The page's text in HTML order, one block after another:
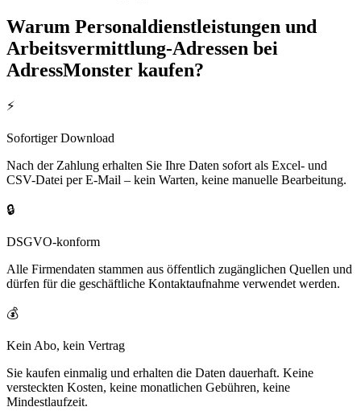
Warum Personaldienstleistungen und
Arbeitsvermittlung-Adressen bei
AdressMonster kaufen?
⚡
Sofortiger Download
Nach der Zahlung erhalten Sie Ihre Daten sofort als Excel- und
CSV-Datei per E-Mail – kein Warten, keine manuelle Bearbeitung.
🔒
DSGVO-konform
Alle Firmendaten stammen aus öffentlich zugänglichen Quellen und
dürfen für die geschäftliche Kontaktaufnahme verwendet werden.
💰
Kein Abo, kein Vertrag
Sie kaufen einmalig und erhalten die Daten dauerhaft. Keine
versteckten Kosten, keine monatlichen Gebühren, keine
Mindestlaufzeit.